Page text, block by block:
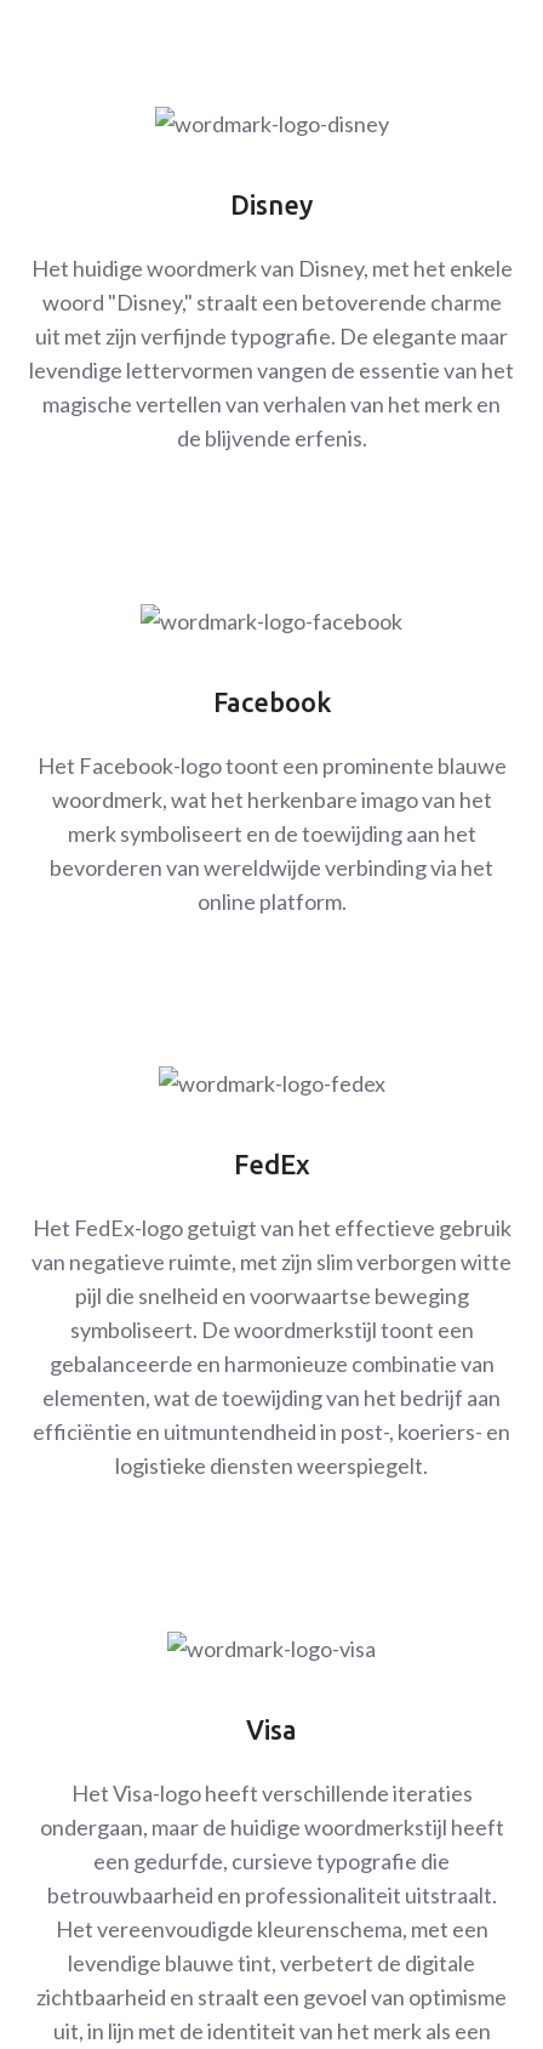
Disney
Het huidige woordmerk van Disney, met het enkele
woord "Disney," straalt een betoverende charme
uit met zijn verfijnde typografie. De elegante maar
levendige lettervormen vangen de essentie van het
magische vertellen van verhalen van het merk en
de blijvende erfenis.
Facebook
Het Facebook-logo toont een prominente blauwe
woordmerk, wat het herkenbare imago van het
merk symboliseert en de toewijding aan het
bevorderen van wereldwijde verbinding via het
online platform.
FedEx
Het FedEx-logo getuigt van het effectieve gebruik
van negatieve ruimte, met zijn slim verborgen witte
pijl die snelheid en voorwaartse beweging
symboliseert. De woordmerkstijl toont een
gebalanceerde en harmonieuze combinatie van
elementen, wat de toewijding van het bedrijf aan
efficiëntie en uitmuntendheid in post-, koeriers- en
logistieke diensten weerspiegelt.
Visa
Het Visa-logo heeft verschillende iteraties
ondergaan, maar de huidige woordmerkstijl heeft
een gedurfde, cursieve typografie die
betrouwbaarheid en professionaliteit uitstraalt.
Het vereenvoudigde kleurenschema, met een
levendige blauwe tint, verbetert de digitale
zichtbaarheid en straalt een gevoel van optimisme
uit, in lijn met de identiteit van het merk als een